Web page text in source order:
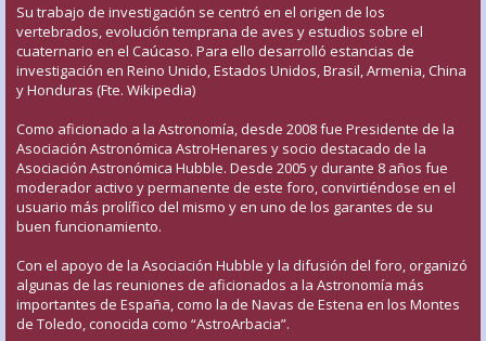
Su trabajo de investigación se centró en el origen de los
vertebrados, evolución temprana de aves y estudios sobre el
cuaternario en el Caúcaso. Para ello desarrolló estancias de
investigación en Reino Unido, Estados Unidos, Brasil, Armenia, China
y Honduras (Fte. Wikipedia)
Como aficionado a la Astronomía, desde 2008 fue Presidente de la
Asociación Astronómica AstroHenares y socio destacado de la
Asociación Astronómica Hubble. Desde 2005 y durante 8 años fue
moderador activo y permanente de este foro, convirtiéndose en el
usuario más prolífico del mismo y en uno de los garantes de su
buen funcionamiento.
Con el apoyo de la Asociación Hubble y la difusión del foro, organizó
algunas de las reuniones de aficionados a la Astronomía más
importantes de España, como la de Navas de Estena en los Montes
de Toledo, conocida como “AstroArbacia”.